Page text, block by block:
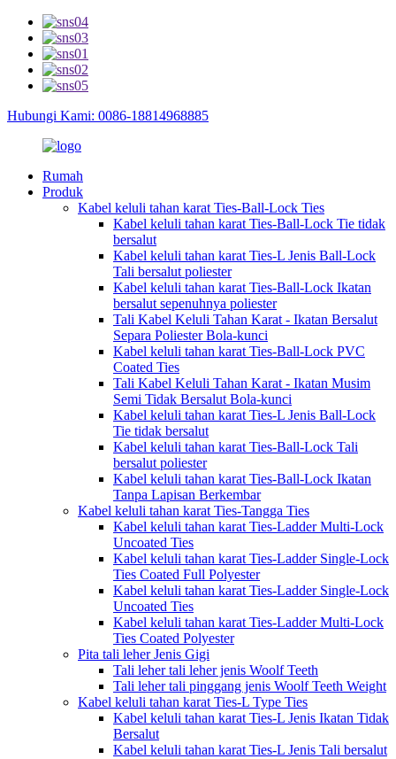
Hubungi Kami: 0086-18814968885
Rumah
Produk
Kabel keluli tahan karat Ties-Ball-Lock Ties
Kabel keluli tahan karat Ties-Ball-Lock Tie tidak
bersalut
Kabel keluli tahan karat Ties-L Jenis Ball-Lock
Tali bersalut poliester
Kabel keluli tahan karat Ties-Ball-Lock Ikatan
bersalut sepenuhnya poliester
Tali Kabel Keluli Tahan Karat - Ikatan Bersalut
Separa Poliester Bola-kunci
Kabel keluli tahan karat Ties-Ball-Lock PVC
Coated Ties
Tali Kabel Keluli Tahan Karat - Ikatan Musim
Semi Tidak Bersalut Bola-kunci
Kabel keluli tahan karat Ties-L Jenis Ball-Lock
Tie tidak bersalut
Kabel keluli tahan karat Ties-Ball-Lock Tali
bersalut poliester
Kabel keluli tahan karat Ties-Ball-Lock Ikatan
Tanpa Lapisan Berkembar
Kabel keluli tahan karat Ties-Tangga Ties
Kabel keluli tahan karat Ties-Ladder Multi-Lock
Uncoated Ties
Kabel keluli tahan karat Ties-Ladder Single-Lock
Ties Coated Full Polyester
Kabel keluli tahan karat Ties-Ladder Single-Lock
Uncoated Ties
Kabel keluli tahan karat Ties-Ladder Multi-Lock
Ties Coated Polyester
Pita tali leher Jenis Gigi
Tali leher tali leher jenis Woolf Teeth
Tali leher tali pinggang jenis Woolf Teeth Weight
Kabel keluli tahan karat Ties-L Type Ties
Kabel keluli tahan karat Ties-L Jenis Ikatan Tidak
Bersalut
Kabel keluli tahan karat Ties-L Jenis Tali bersalut